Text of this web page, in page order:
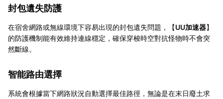
封包遺失防護
在宿舍網路或無線環境下容易出現的封包遺失問題，【UU加速器】
的防護機制能有效維持連線穩定，確保穿梭時空對抗怪物時不會突
然斷線。
智能路由選擇
系統會根據當下網路狀況自動選擇最佳路徑，無論是在末日廢土求